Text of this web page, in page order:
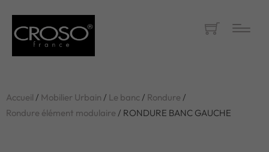
Accueil / Mobilier Urbain / Le banc / Rondure /
Rondure élément modulaire / RONDURE BANC GAUCHE